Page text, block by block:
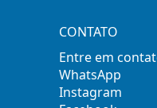
CONTATO
Entre em
WhatsApp
Instagram